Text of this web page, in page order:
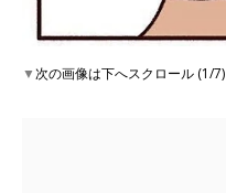
▼次の画像は下へスクロール (1/7)